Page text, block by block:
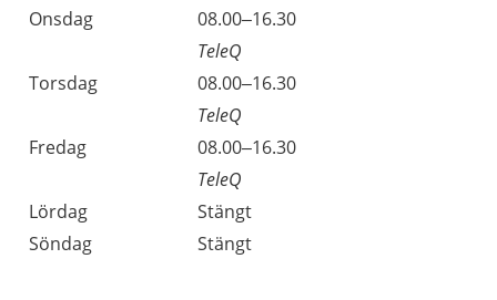
Onsdag
08.00–16.30
TeleQ
Torsdag
08.00–16.30
TeleQ
Fredag
08.00–16.30
TeleQ
Lördag
Stängt
Söndag
Stängt